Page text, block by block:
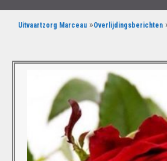
Uitvaartzorg Marceau »Overlijdingsberichten